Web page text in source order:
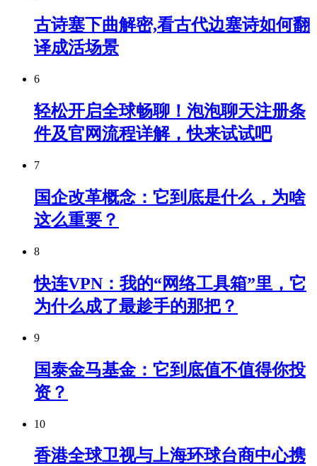
古诗塞下曲解密,看古代边塞诗如何翻
译成活场景
6
轻松开启全球畅聊！泡泡聊天注册条
件及官网流程详解，快来试试吧
7
国企改革概念：它到底是什么，为啥
这么重要？
8
快连VPN：我的“网络工具箱”里，它
为什么成了最趁手的那把？
9
国泰金马基金：它到底值不值得你投
资？
10
香港全球卫视与上海环球台商中心携